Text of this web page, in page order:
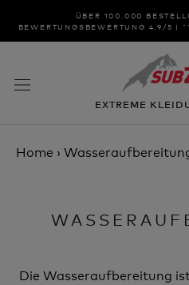
Inhalt
ÜBER 100.000
BEWERTUNGSBEWERTUNG 4,9/5 |
EXTREME
Home ›
Die Wasseraufbereitung